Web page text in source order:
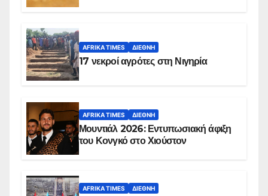
AFRIKA TIMES ΔΙΕΘΝΉ
17 νεκροί αγρότες στη Νιγηρία
AFRIKA TIMES ΔΙΕΘΝΉ
Μουντιάλ 2026: Εντυπωσιακή άφιξη
του Κονγκό στο Χιούστον
AFRIKA TIMES ΔΙΕΘΝΉ